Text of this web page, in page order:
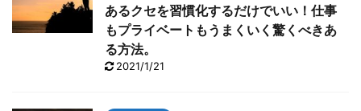
あるクセを習慣化するだけでいい！仕事
もプライベートもうまくいく驚くべきあ
る方法。
2021/1/21